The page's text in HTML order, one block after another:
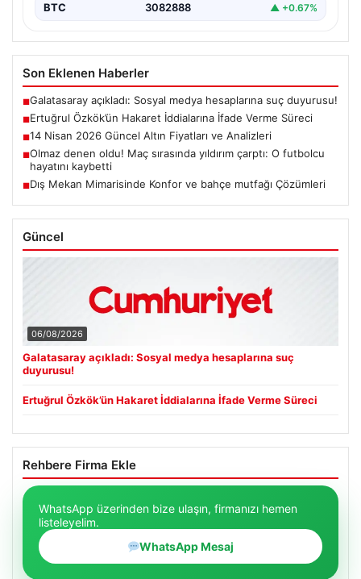
BTC 3082888 ▲ +0.67%
Son Eklenen Haberler
■Galatasaray açıkladı: Sosyal medya hesaplarına suç duyurusu!
■Ertuğrul Özkök’ün Hakaret İddialarına İfade Verme Süreci
■14 Nisan 2026 Güncel Altın Fiyatları ve Analizleri
■Olmaz denen oldu! Maç sırasında yıldırım çarptı: O futbolcu
hayatını kaybetti
■Dış Mekan Mimarisinde Konfor ve bahçe mutfağı Çözümleri
Güncel
06/08/2026
Galatasaray açıkladı: Sosyal medya hesaplarına suç
duyurusu!
Ertuğrul Özkök’ün Hakaret İddialarına İfade Verme Süreci
Rehbere Firma Ekle
WhatsApp üzerinden bize ulaşın, firmanızı hemen
listeleyelim.
WhatsApp Mesaj